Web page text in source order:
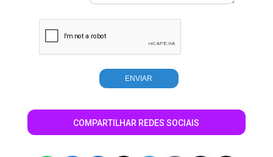
COMPARTILHAR REDES SOCIAIS